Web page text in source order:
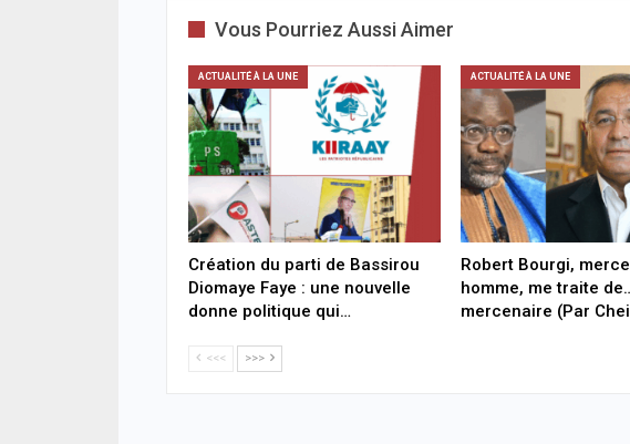
Vous Pourriez Aussi Aimer
ACTUALITÉ À LA UNE
Création du parti de Bassirou
Diomaye Faye : une nouvelle
donne politique qui…
ACTUALITÉ À LA UNE
Robert Bourgi,
homme, me traite
mercenaire (Par
<<< >>>